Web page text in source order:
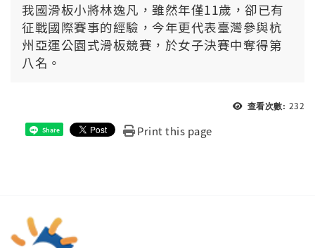
我國滑板小將林逸凡，雖然年僅11歲，卻已有
征戰國際賽事的經驗，今年更代表臺灣參與杭
州亞運公園式滑板競賽，於女子決賽中奪得第
八名。
查看次數: 232
Share Print this page